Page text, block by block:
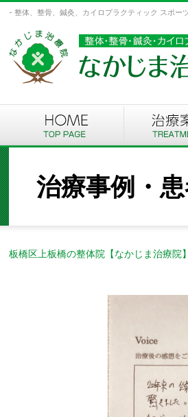
- 整体、整骨、鍼灸、カイロプラクティック スポー
治療事例・
板橋区上板橋の整体院【なかじま治療院】